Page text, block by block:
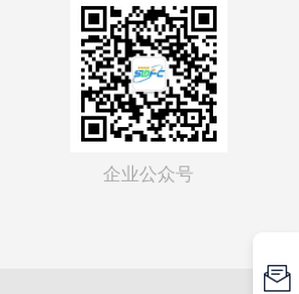
企业公众号
